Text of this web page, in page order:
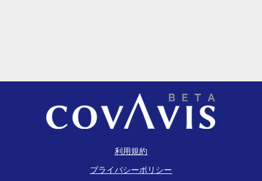
利用規約
プライバシーポリシー